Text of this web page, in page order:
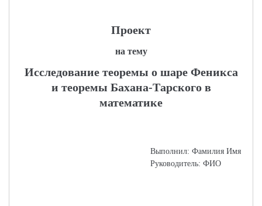
Проект
на тему
Исследование теоремы о шаре Феникса
и теоремы Бахана-Тарского в
математике
Выполнил: Фамилия Имя
Руководитель: ФИО